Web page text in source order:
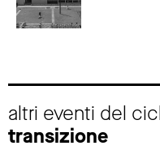
altri eventi del
transizione